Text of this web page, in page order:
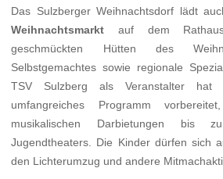
Das Sulzberger Weihnachtsdorf lädt
Weihnachtsmarkt auf dem
geschmückten Hütten des
Selbstgemachtes sowie regionale
TSV Sulzberg als Veranstalter
umfangreiches Programm
musikalischen Darbietungen bis
Jugendtheaters. Die Kinder dürfen sich
den Lichterumzug und andere